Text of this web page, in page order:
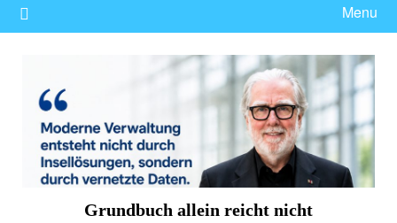
Menu
Grundbuch allein reicht nicht